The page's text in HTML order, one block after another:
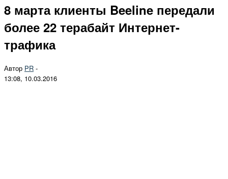
8 марта клиенты Beeline передали
более 22 терабайт Интернет-
трафика
Автор PR -
13:08, 10.03.2016